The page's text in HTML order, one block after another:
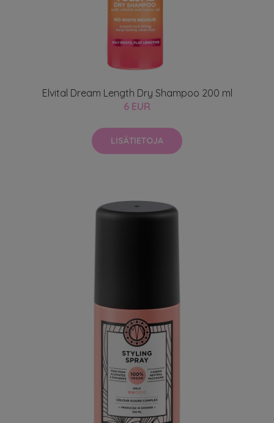
Elvital Dream Length Dry Shampoo 200 ml
6 EUR
LISÄTIETOJA